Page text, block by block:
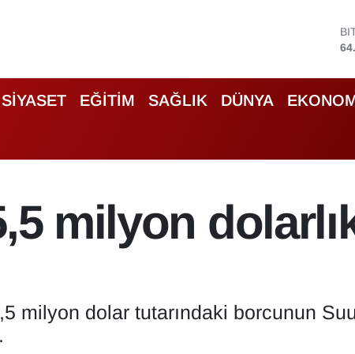
SİYASET EĞİTİM SAĞLIK DÜNYA
milyon
milyon dolar tutarındaki borcunun